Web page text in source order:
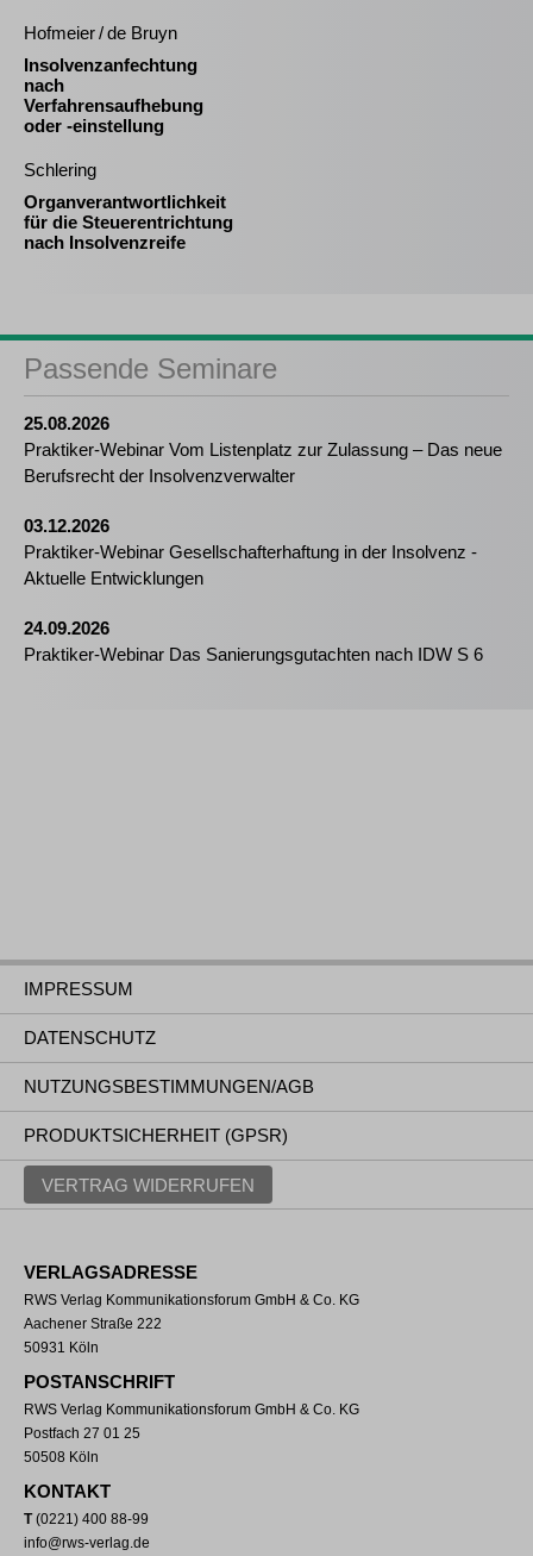
Hofmeier / de Bruyn
Insolvenzanfechtung
nach
Verfahrensaufhebung
oder -einstellung
Schlering
Organverantwortlichkeit
für die Steuerentrichtung
nach Insolvenzreife
Passende Seminare
25.08.2026
Praktiker-Webinar Vom Listenplatz zur Zulassung – Das neue
Berufsrecht der Insolvenzverwalter
03.12.2026
Praktiker-Webinar Gesellschafterhaftung in der Insolvenz -
Aktuelle Entwicklungen
24.09.2026
Praktiker-Webinar Das Sanierungsgutachten nach IDW S 6
IMPRESSUM
DATENSCHUTZ
NUTZUNGSBESTIMMUNGEN/AGB
PRODUKTSICHERHEIT (GPSR)
VERTRAG WIDERRUFEN
VERLAGSADRESSE
RWS Verlag Kommunikationsforum GmbH & Co. KG
Aachener Straße 222
50931 Köln
POSTANSCHRIFT
RWS Verlag Kommunikationsforum GmbH & Co. KG
Postfach 27 01 25
50508 Köln
KONTAKT
T(0221) 400 88-99
info@rws-verlag.de